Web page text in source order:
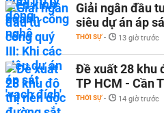
Giải ngân đầu
siêu dự án áp
THỜI SỰ - 13 giờ trước
Đề xuất 28 khu
TP HCM - Cần
THỜI SỰ - 14 giờ trước